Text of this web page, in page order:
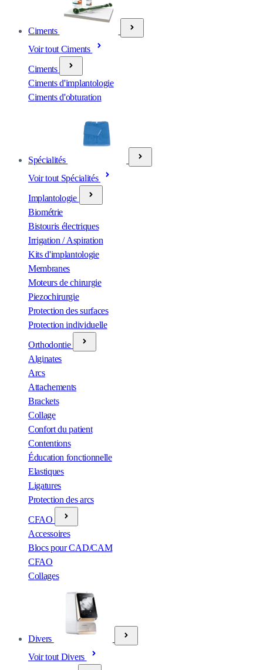
Ciments
Voir tout Ciments
Ciments
Ciments d'implantologie
Ciments d'obturation
Spécialités
Voir tout Spécialités
Implantologie
Biométrie
Bistouris électriques
Irrigation / Aspiration
Kits d'implantologie
Membranes
Moteurs de chirurgie
Piezochirurgie
Protection des surfaces
Protection individuelle
Orthodontie
Alginates
Arcs
Attachements
Brackets
Collage
Confort du patient
Contentions
Éducation fonctionnelle
Elastiques
Ligatures
Protection des arcs
CFAO
Accessoires
Blocs pour CAD/CAM
CFAO
Collages
Divers
Voir tout Divers